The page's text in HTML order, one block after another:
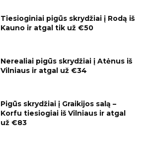
Tiesioginiai pigūs skrydžiai į Rodą iš
Kauno ir atgal tik už €50
Nerealiai pigūs skrydžiai į Atėnus iš
Vilniaus ir atgal už €34
Pigūs skrydžiai į Graikijos salą –
Korfu tiesiogiai iš Vilniaus ir atgal
už €83